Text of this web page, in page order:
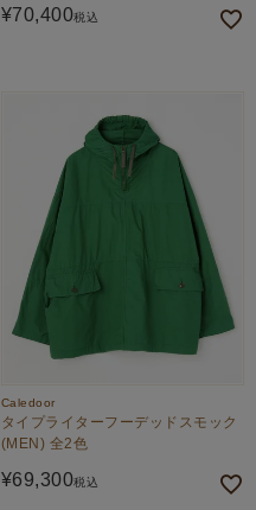
¥70,400税込
Caledoor
タイプライターフーデッドスモック
(MEN) 全2色
¥69,300税込